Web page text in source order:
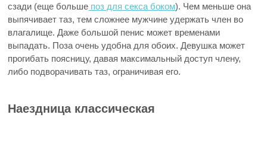
сзади (еще больше поз для секса боком). Чем меньше она
выпячивает таз, тем сложнее мужчине удержать член во
влагалище. Даже большой пенис может временами
выпадать. Поза очень удобна для обоих. Девушка может
прогибать поясницу, давая максимальный доступ члену,
либо подворачивать таз, ограничивая его.
Наездница классическая